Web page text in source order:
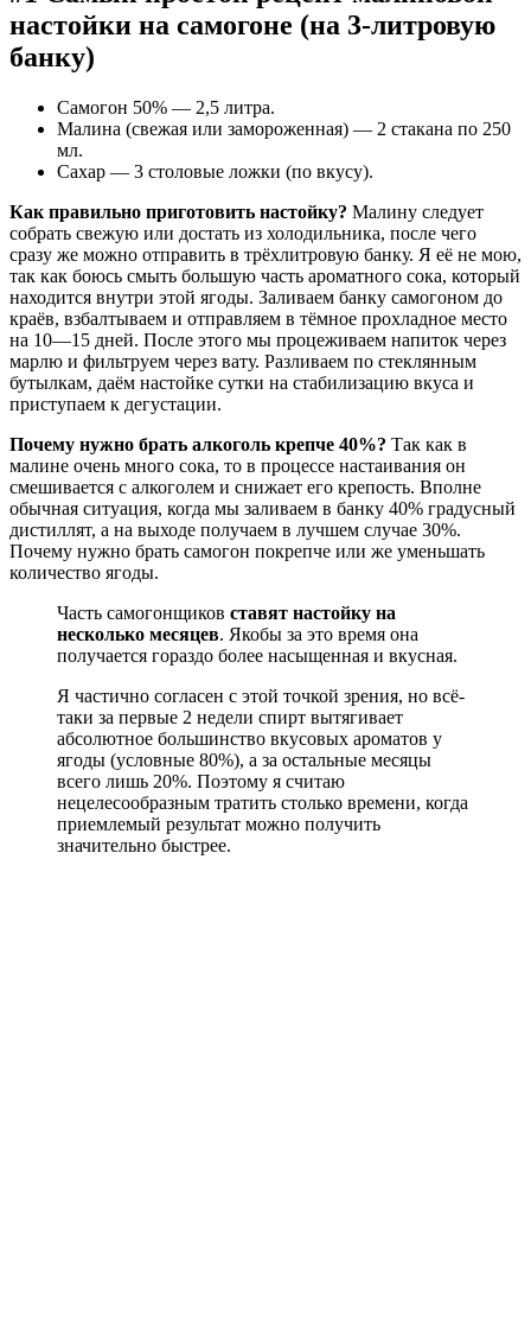
настойки на самогоне (на 3-литровую
банку)
Самогон 50% — 2,5 литра.
Малина (свежая или замороженная) — 2 стакана по 250
мл.
Сахар — 3 столовые ложки (по вкусу).
Как правильно приготовить настойку? Малину следует
собрать свежую или достать из холодильника, после чего
сразу же можно отправить в трёхлитровую банку. Я её не мою,
так как боюсь смыть большую часть ароматного сока, который
находится внутри этой ягоды. Заливаем банку самогоном до
краёв, взбалтываем и отправляем в тёмное прохладное место
на 10—15 дней. После этого мы процеживаем напиток через
марлю и фильтруем через вату. Разливаем по стеклянным
бутылкам, даём настойке сутки на стабилизацию вкуса и
приступаем к дегустации.
Почему нужно брать алкоголь крепче 40%? Так как в
малине очень много сока, то в процессе настаивания он
смешивается с алкоголем и снижает его крепость. Вполне
обычная ситуация, когда мы заливаем в банку 40% градусный
дистиллят, а на выходе получаем в лучшем случае 30%.
Почему нужно брать самогон покрепче или же уменьшать
количество ягоды.
Часть самогонщиков ставят настойку на
несколько месяцев. Якобы за это время она
получается гораздо более насыщенная и вкусная.
Я частично согласен с этой точкой зрения, но всё-
таки за первые 2 недели спирт вытягивает
абсолютное большинство вкусовых ароматов у
ягоды (условные 80%), а за остальные месяцы
всего лишь 20%. Поэтому я считаю
нецелесообразным тратить столько времени, когда
приемлемый результат можно получить
значительно быстрее.